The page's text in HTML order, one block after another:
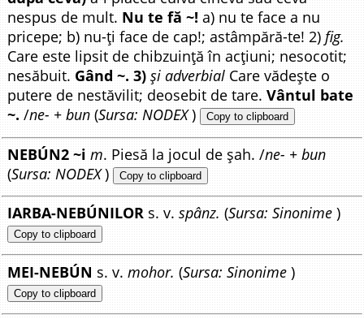
nespus de mult. Nu te fă ~! a) nu te face a nu
pricepe; b) nu-ți face de cap!; astâmpără-te! 2)fig.
Care este lipsit de chibzuință în acțiuni; nesocotit;
nesăbuit. Gând ~. 3) și adverbial Care vădește o
putere de nestăvilit; deosebit de tare.Vântul bate
~. /ne- + bun (Sursa: NODEX) Copy to clipboard
NEBÚN2 ~i m. Piesă la jocul de șah. /ne- + bun
(Sursa: NODEX) Copy to clipboard
IARBA-NEBÚNILOR s. v.spânz. (Sursa: Sinonime )
Copy to clipboard
MEI-NEBÚN s. v.mohor. (Sursa: Sinonime )
Copy to clipboard